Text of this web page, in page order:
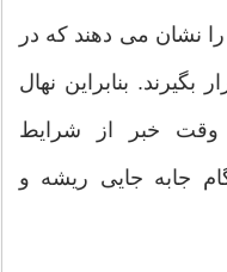
را نشان می دهند که در
بنابراین نهال
وقت خبر از شرایط
جابه جایی ریشه و